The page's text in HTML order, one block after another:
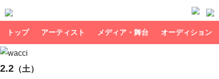
トップ アーティスト メディア・舞台 オーディション
2.2 （土）